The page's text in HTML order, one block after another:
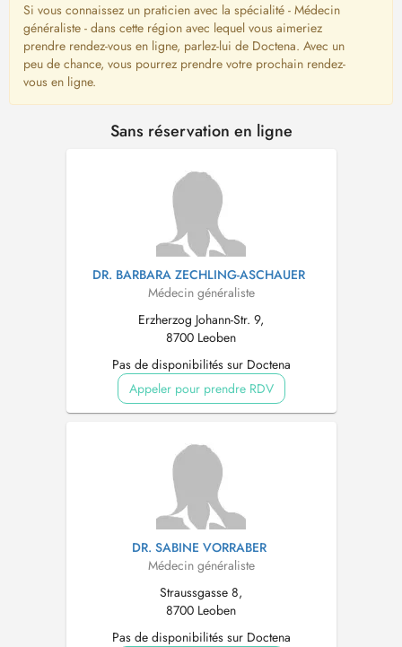
Si vous connaissez un praticien avec la spécialité - Médecin
généraliste - dans cette région avec lequel vous aimeriez
prendre rendez-vous en ligne, parlez-lui de Doctena. Avec un
peu de chance, vous pourrez prendre votre prochain rendez-
vous en ligne.
Sans réservation en ligne
DR. BARBARA ZECHLING-ASCHAUER
Médecin généraliste
Erzherzog Johann-Str. 9,
8700 Leoben
Pas de disponibilités sur Doctena
Appeler pour prendre RDV
DR. SABINE VORRABER
Médecin généraliste
Straussgasse 8,
8700 Leoben
Pas de disponibilités sur Doctena